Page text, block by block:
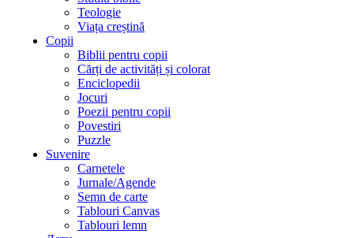
Teologie
Viața creștină
Copii
Biblii pentru copii
Cărți de activități și colorat
Enciclopedii
Jocuri
Poezii pentru copii
Povestiri
Puzzle
Suvenire
Carnetele
Jurnale/Agende
Semn de carte
Tablouri Canvas
Tablouri lemn